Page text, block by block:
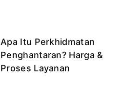
Apa Itu Perkhidmatan
Penghantaran? Harga &
Proses Layanan